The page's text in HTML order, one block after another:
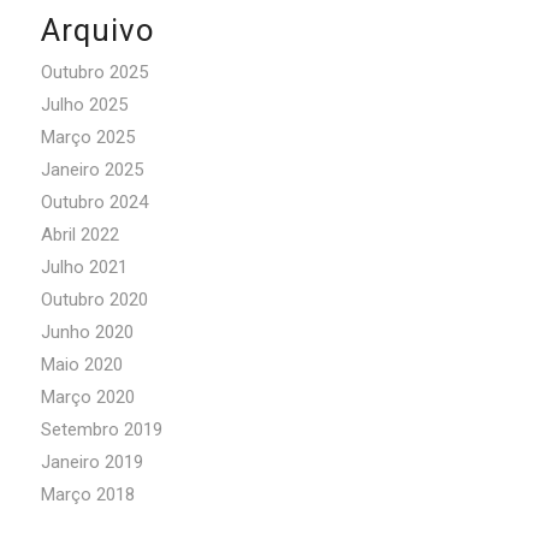
Arquivo
Outubro 2025
Julho 2025
Março 2025
Janeiro 2025
Outubro 2024
Abril 2022
Julho 2021
Outubro 2020
Junho 2020
Maio 2020
Março 2020
Setembro 2019
Janeiro 2019
Março 2018